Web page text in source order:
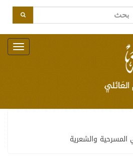
Toggle
navigation
المسرحية والشعرية